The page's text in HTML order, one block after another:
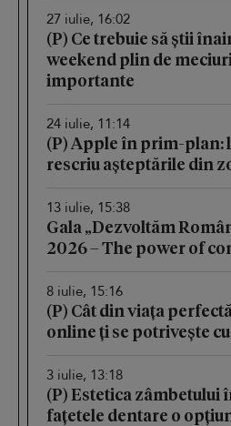
27 iulie, 16:02
(P) Ce trebuie să știi
weekend plin de
importante
24 iulie, 11:14
(P) Apple în prim-plan:
rescriu așteptările din
13 iulie, 15:38
Gala „Dezvoltăm
2026 – The power of
8 iulie, 15:16
(P) Cât din viața
online ți se potrivește
3 iulie, 13:18
(P) Estetica zâmbetului
fațetele dentare o